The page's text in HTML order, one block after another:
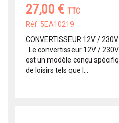
27,00 € TTC
Réf: 5EA10219
CONVERTISSEUR 12V /
Le convertisseur 12V /
est un modèle conçu
de loisirs tels que l...